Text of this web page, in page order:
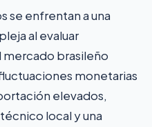
se enfrentan a una
al evaluar
mercado brasileño
monetarias
elevados,
local y una